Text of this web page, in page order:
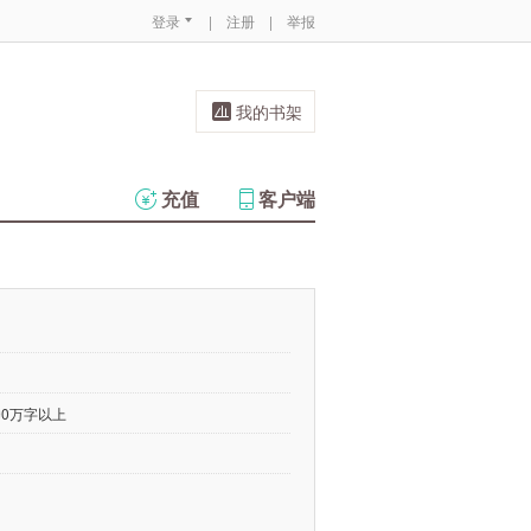
登录 | 注册 | 举报
我的书架
客户端
充值
万字以上